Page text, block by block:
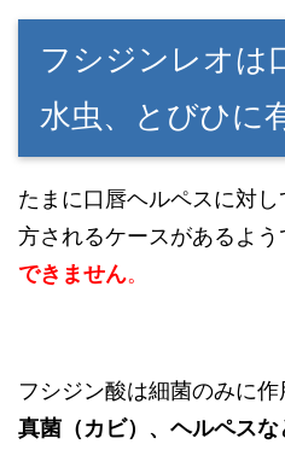
フシジンレオは
水虫、とびひに
たまに口唇ヘルペスに対
方されるケースがあるよう
できません。
フシジン酸は細菌のみに作
真菌（カビ）、ヘルペス